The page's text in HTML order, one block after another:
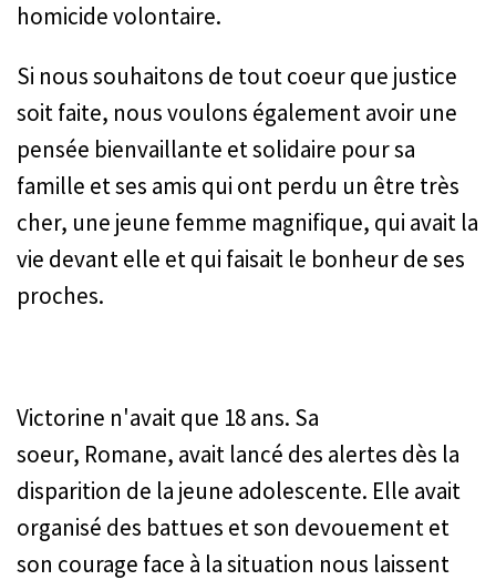
homicide volontaire.
Si nous souhaitons de tout coeur que justice
soit faite, nous voulons également avoir une
pensée bienvaillante et solidaire pour sa
famille et ses amis qui ont perdu un être très
cher, une jeune femme magnifique, qui avait la
vie devant elle et qui faisait le bonheur de ses
proches.
Victorine n'avait que 18 ans. Sa
soeur, Romane, avait lancé des alertes dès la
disparition de la jeune adolescente. Elle avait
organisé des battues et son devouement et
son courage face à la situation nous laissent